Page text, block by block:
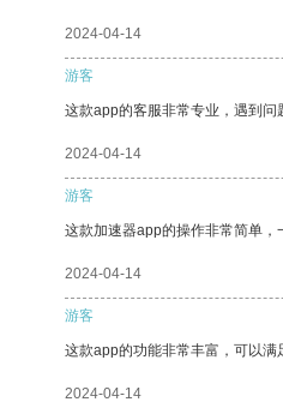
2024-04-14
游客
这款app的客服非常专业，遇到问
2024-04-14
游客
这款加速器app的操作非常简单，
2024-04-14
游客
这款app的功能非常丰富，可以满
2024-04-14